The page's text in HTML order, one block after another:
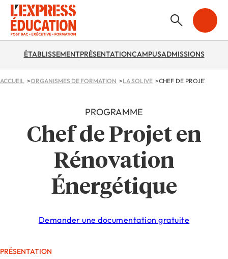
ÉTABLISSEMENTPRÉSENTATIONCAMPUSADMISSIONS
ACCUEIL ORGANISMES DE FORMATION LA SOLIVE CHEF DE PROJET EN
PROGRAMME
Chef de Projet en
Rénovation
Énergétique
Demander une documentation gratuite
PRÉSENTATION